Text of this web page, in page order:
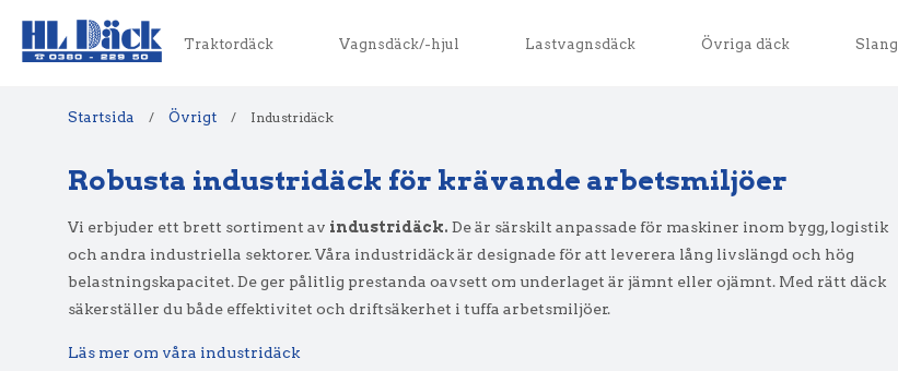
Traktordäck Vagnsdäck/-hjul Lastvagnsdäck Övriga däck Slang
Startsida / Övrigt / Industridäck
Robusta industridäck för krävande arbetsmiljöer​
Vi erbjuder ett brett sortiment av industridäck. De är särskilt anpassade för maskiner inom bygg, logistik
och andra industriella sektorer. Våra industridäck är designade för att leverera lång livslängd och hög
belastningskapacitet. De ger pålitlig prestanda oavsett om underlaget är jämnt eller ojämnt. Med rätt däck
säkerställer du både effektivitet och driftsäkerhet i tuffa arbetsmiljöer.
Läs mer om våra industridäck